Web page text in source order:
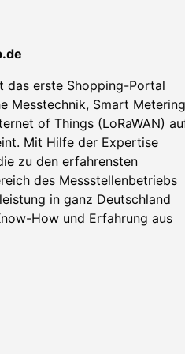
das erste Shopping-Portal
Messtechnik, Smart
of Things (LoRaWAN)
Mit Hilfe der Expertise
zu den erfahrensten
des Messstellenbetriebs
in ganz Deutschland
How und Erfahrung aus